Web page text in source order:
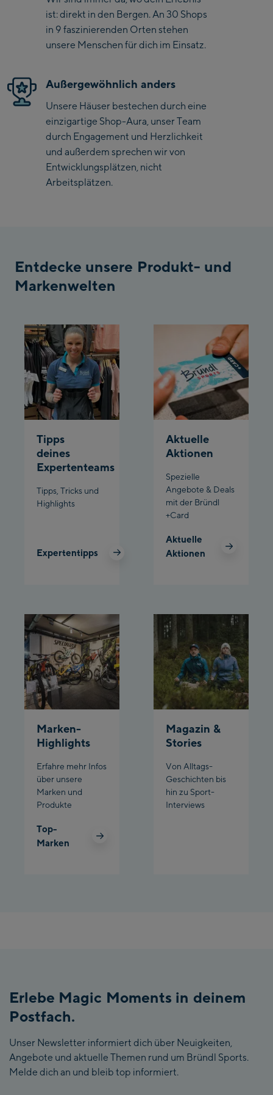
/ Valley station
Penkenbahn
Bergstation / Top
Fuegen:
Spieljochbahn
Talstation /Valley
Spieljochbahn
Bergstation / Top
station
Pardatschgratbahn
Planet Planai
Charly Kahr
Bikeworld Schladming
ist: direkt in den Bergen. An 30 Shops
in 9 faszinierenden Orten stehen
unsere Menschen für dich im Einsatz.
Außergewöhnlich anders
Unsere Häuser bestechen durch eine
einzigartige Shop-Aura, unser Team
durch Engagement und Herzlichkeit
und außerdem sprechen wir von
Entwicklungsplätzen, nicht
Arbeitsplätzen.
Entdecke unsere Produkt- und
Markenwelten
Tipps
deines
Expertenteams
Tipps, Tricks und
Highlights
Expertentipps
Aktuelle
Aktionen
Spezielle
Angebote & Deals
mit der Bründl
+Card
Aktuelle
Aktionen
Marken-
Highlights
Erfahre mehr Infos
über unsere
Marken und
Produkte
Top-
Marken
Magazin &
Stories
Von Alltags-
Geschichten bis
hin zu Sport-
Interviews
Erlebe Magic Moments in deinem
Postfach.
Unser Newsletter informiert dich über Neuigkeiten,
Angebote und aktuelle Themen rund um Bründl Sports.
Melde dich an und bleib top informiert.